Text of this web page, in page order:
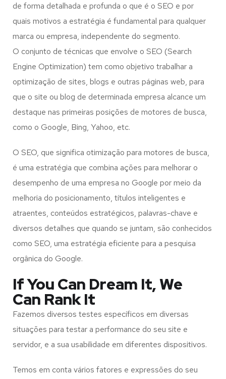
de forma detalhada e profunda o que é o SEO e por
quais motivos a estratégia é fundamental para qualquer
marca ou empresa, independente do segmento.
O conjunto de técnicas que envolve o SEO (Search
Engine Optimization) tem como objetivo trabalhar a
optimização de sites, blogs e outras páginas web, para
que o site ou blog de determinada empresa alcance um
destaque nas primeiras posições de motores de busca,
como o Google, Bing, Yahoo, etc.
O SEO, que significa otimização para motores de busca,
é uma estratégia que combina ações para melhorar o
desempenho de uma empresa no Google por meio da
melhoria do posicionamento, títulos inteligentes e
atraentes, conteúdos estratégicos, palavras-chave e
diversos detalhes que quando se juntam, são conhecidos
como SEO, uma estratégia eficiente para a pesquisa
orgânica do Google.
If You Can Dream It, We
Can Rank It
Fazemos diversos testes específicos em diversas
situações para testar a performance do seu site e
servidor, e a sua usabilidade em diferentes dispositivos.
Temos em conta vários fatores e expressões do seu